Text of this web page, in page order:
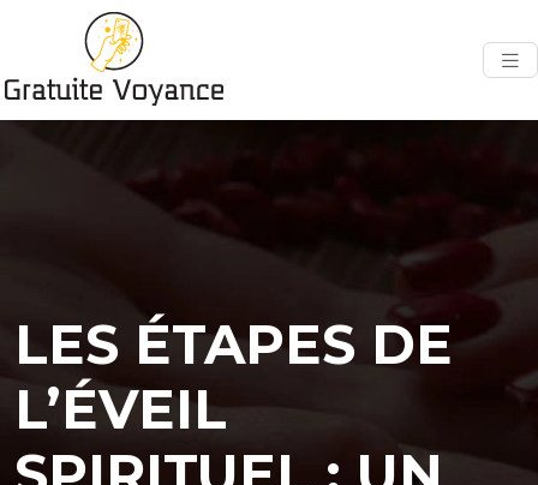
LES ÉTAPES DE
L’ÉVEIL